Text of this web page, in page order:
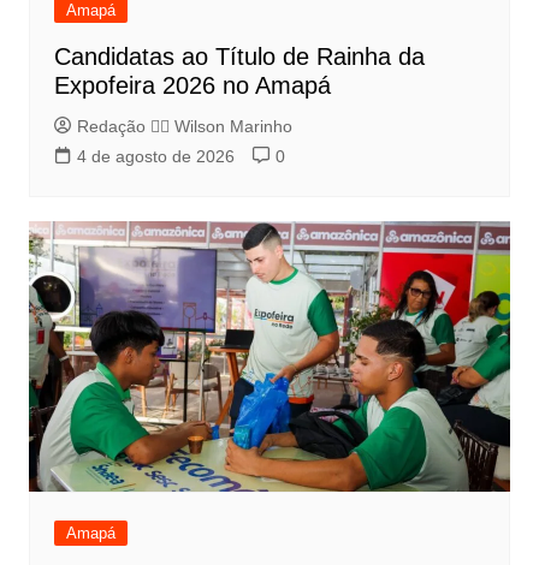
Amapá
Candidatas ao Título de Rainha da
Expofeira 2026 no Amapá
Redação 👨‍⚖️​ Wilson Marinho
4 de agosto de 2026
0
Amapá